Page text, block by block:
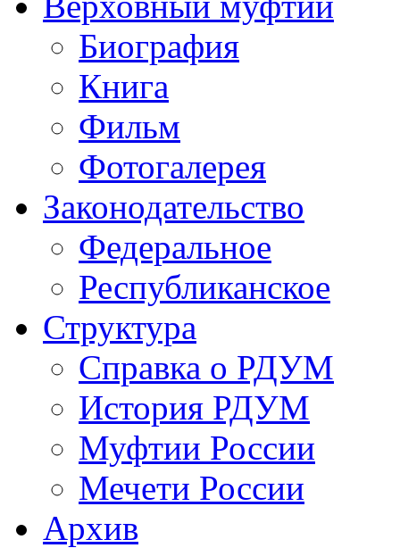
Биография
Книга
Фильм
Фотогалерея
Законодательство
Федеральное
Республиканское
Структура
Справка о РДУМ
История РДУМ
Муфтии России
Мечети России
Архив